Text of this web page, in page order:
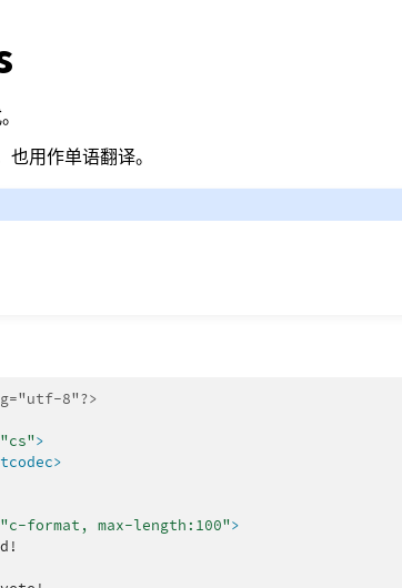
用作单语翻译。
8"?>
"cs">
"c-format, max-length:100">